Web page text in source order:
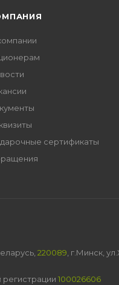
сертификаты
220089 , г.Минск,
регистрации 100026606